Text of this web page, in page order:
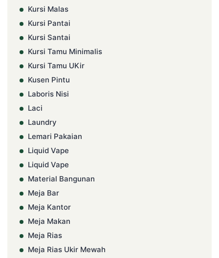
Kursi Malas
Kursi Pantai
Kursi Santai
Kursi Tamu Minimalis
Kursi Tamu UKir
Kusen Pintu
Laboris Nisi
Laci
Laundry
Lemari Pakaian
Liquid Vape
Liquid Vape
Material Bangunan
Meja Bar
Meja Kantor
Meja Makan
Meja Rias
Meja Rias Ukir Mewah